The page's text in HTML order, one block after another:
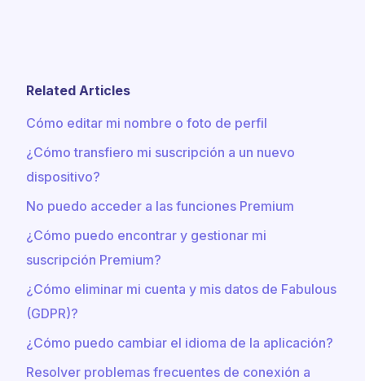
Related Articles
Cómo editar mi nombre o foto de perfil
¿Cómo transfiero mi suscripción a un nuevo
dispositivo?
No puedo acceder a las funciones Premium
¿Cómo puedo encontrar y gestionar mi
suscripción Premium?
¿Cómo eliminar mi cuenta y mis datos de Fabulous
(GDPR)?
¿Cómo puedo cambiar el idioma de la aplicación?
Resolver problemas frecuentes de conexión a